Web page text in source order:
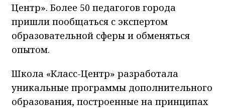
Центр». Более 50 педагогов города
пришли пообщаться с экспертом
образовательной сферы и обменяться
опытом.
Школа «Класс-Центр» разработала
уникальные программы дополнительного
образования, построенные на принципах